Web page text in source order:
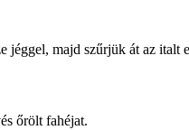
jéggel, majd szűrjük át az italt
őrölt fahéjat.